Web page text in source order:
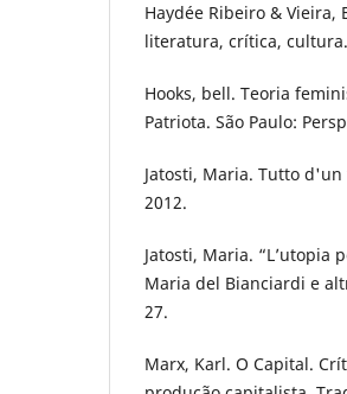
Haydée Ribeiro & Vieira,
literatura, crítica, cultura.
Hooks, bell. Teoria
Patriota. São Paulo:
Jatosti, Maria. Tutto
2012.
Jatosti, Maria. “L’utopia
Maria del Bianciardi e
27.
Marx, Karl. O Capital.